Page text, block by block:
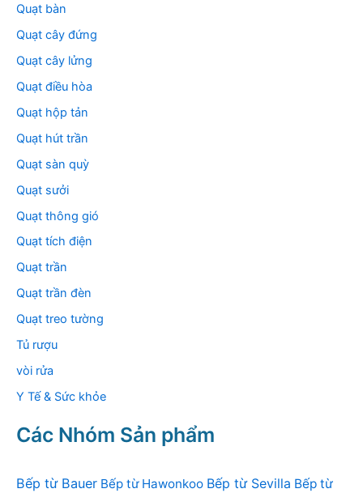
Quạt bàn
Quạt cây đứng
Quạt cây lửng
Quạt điều hòa
Quạt hộp tản
Quạt hút trần
Quạt sàn quỳ
Quạt sưởi
Quạt thông gió
Quạt tích điện
Quạt trần
Quạt trần đèn
Quạt treo tường
Tủ rượu
vòi rửa
Y Tế & Sức khỏe
Các Nhóm Sản phẩm
Bếp từ Bauer Bếp từ Hawonkoo Bếp từ Sevilla Bếp từ